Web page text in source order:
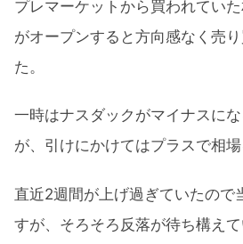
プレマーケットから買われてい
がオープンすると方向感なく売
た。
一時はナスダックがマイナスに
が、引けにかけてはプラスで相場
直近2週間が上げ過ぎていたので
すが、そろそろ反落が待ち構え